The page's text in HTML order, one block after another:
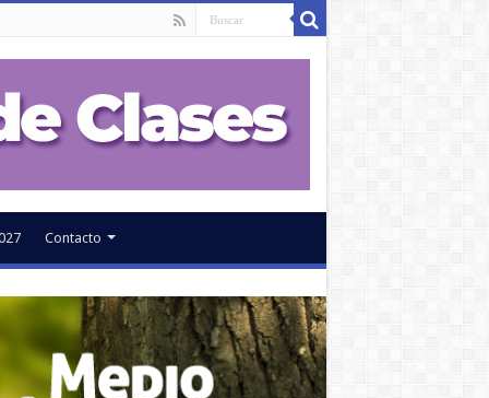
Contacto